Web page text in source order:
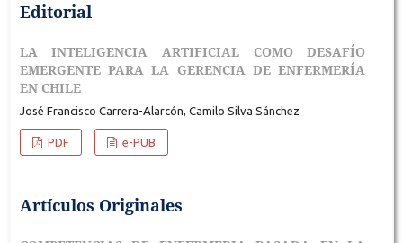
Editorial
LA INTELIGENCIA ARTIFICIAL COMO DESAFÍO
EMERGENTE PARA LA GERENCIA DE ENFERMERÍA
EN CHILE
José Francisco Carrera-Alarcón, Camilo Silva Sánchez
PDF e-PUB
Artículos Originales